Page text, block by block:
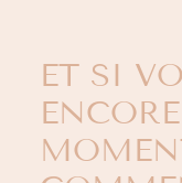
ET SI